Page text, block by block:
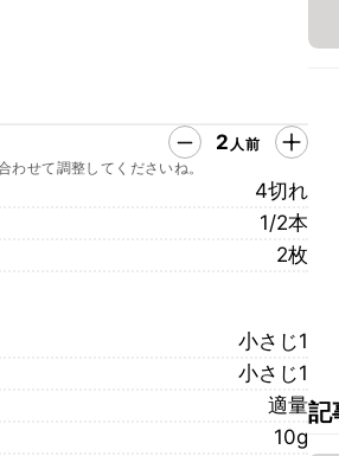
2 人前
せて調整してくださいね。
4切れ
1/2本
2枚
小さじ1
小さじ1
適量
10g
記